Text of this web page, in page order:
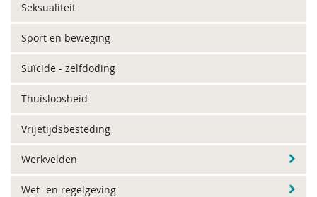
Seksualiteit
Sport en beweging
Suïcide - zelfdoding
Thuisloosheid
Vrijetijdsbesteding
Werkvelden
Wet- en regelgeving